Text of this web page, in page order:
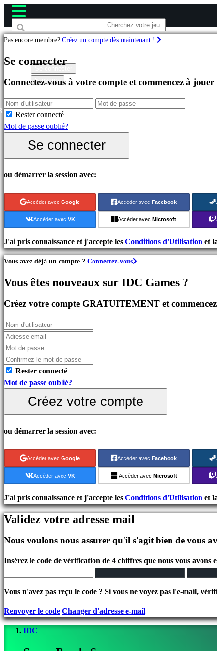
Jeux
Célèbres
Nouveautés
Free
Play
Catégories
d'Action
Jeux
de
Stratégie
Jeux
d'Aventure
Jeux
Jeux
RPG
de
Sport
Jeux
de
Tir
Jeux
course
Jeux
casual
indés
Jeux
de
simulation
Jeux
de
casse
Jeux
combat
Demos
Communauté
S'inscrire
Pas encore membre? Créez un compte dès maintenant !
Se connecter
Connectez-vous à votre compte et commencez à
Rester connecté
Mot de passe oublié?
Se connecter
ou démarrer la session avec:
Accèder avec Google Accèder avec Facebook
Accèder avec VK Accèder avec Microsoft
J'ai pris connaissance et j'accepte les Conditions d'Utilisation et la
Vous avez déjà un compte ? Connectez-vous
Vous êtes nouveaux sur IDC Games ?
Créez votre compte GRATUITEMENT et
Rester connecté
Mot de passe oublié?
Créez votre compte
ou démarrer la session avec:
Accèder avec Google Accèder avec Facebook
Accèder avec VK Accèder avec Microsoft
J'ai pris connaissance et j'accepte les Conditions d'Utilisation et la
Validez votre adresse mail
Nous voulons nous assurer qu'il s'agit bien de vous
Insérez le code de vérification de 4 chiffres que nous vous avons
Vous n'avez pas reçu le code ? Si vous ne voyez pas l'e-mail,
Renvoyer le code Changer d'adresse e-mail
IDC